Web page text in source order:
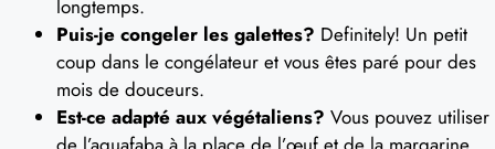
longtemps.
Puis-je congeler les galettes? Definitely! Un petit
coup dans le congélateur et vous êtes paré pour des
mois de douceurs.
Est-ce adapté aux végétaliens? Vous pouvez utiliser